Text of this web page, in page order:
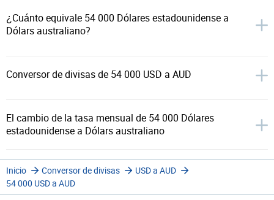
¿Cuánto equivale 54 000 Dólares estadounidense a
Dólars australiano?
Conversor de divisas de 54 000 USD a AUD
El cambio de la tasa mensual de 54 000 Dólares
estadounidense a Dólars australiano
Inicio Conversor de divisas
USD a AUD
54 000 USD a AUD